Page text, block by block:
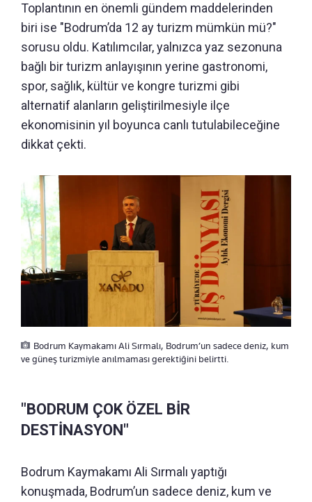
Toplantının en önemli gündem maddelerinden
biri ise "Bodrum’da 12 ay turizm mümkün mü?"
sorusu oldu. Katılımcılar, yalnızca yaz sezonuna
bağlı bir turizm anlayışının yerine gastronomi,
spor, sağlık, kültür ve kongre turizmi gibi
alternatif alanların geliştirilmesiyle ilçe
ekonomisinin yıl boyunca canlı tutulabileceğine
dikkat çekti.
Bodrum Kaymakamı Ali Sırmalı, Bodrum’un sadece deniz, kum
ve güneş turizmiyle anılmaması gerektiğini belirtti.
"BODRUM ÇOK ÖZEL BİR
DESTİNASYON"
Bodrum Kaymakamı Ali Sırmalı yaptığı
konuşmada, Bodrum’un sadece deniz, kum ve